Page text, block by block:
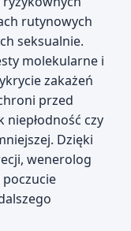
rutynowych
seksualnie.
molekularne i
zakażeń
przed
niepłodność czy
Dzięki
wenerolog